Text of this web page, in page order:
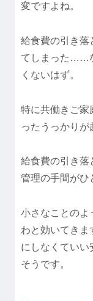
変ですよね。
給食費の引き落
てしまった……
くないはず。
特に共働きご家
ったうっかりが
給食費の引き落
管理の手間がひ
小さなことのよ
わと効いてきま
にしなくていい
そうです。